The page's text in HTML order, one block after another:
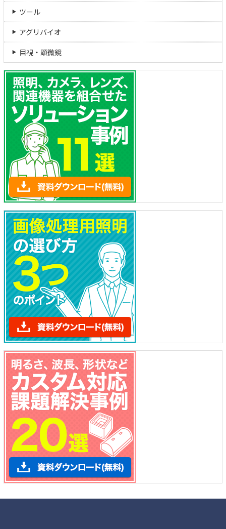
ツール
アグリバイオ
目視・顕微鏡